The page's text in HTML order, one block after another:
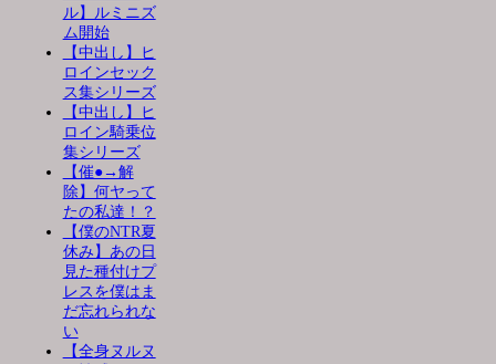
ル】ルミニズ
ム開始
【中出し】ヒ
ロインセック
ス集シリーズ
【中出し】ヒ
ロイン騎乗位
集シリーズ
【催●→解
除】何ヤって
たの私達！？
【僕のNTR夏
休み】あの日
見た種付けプ
レスを僕はま
だ忘れられな
い
【全身ヌルヌ